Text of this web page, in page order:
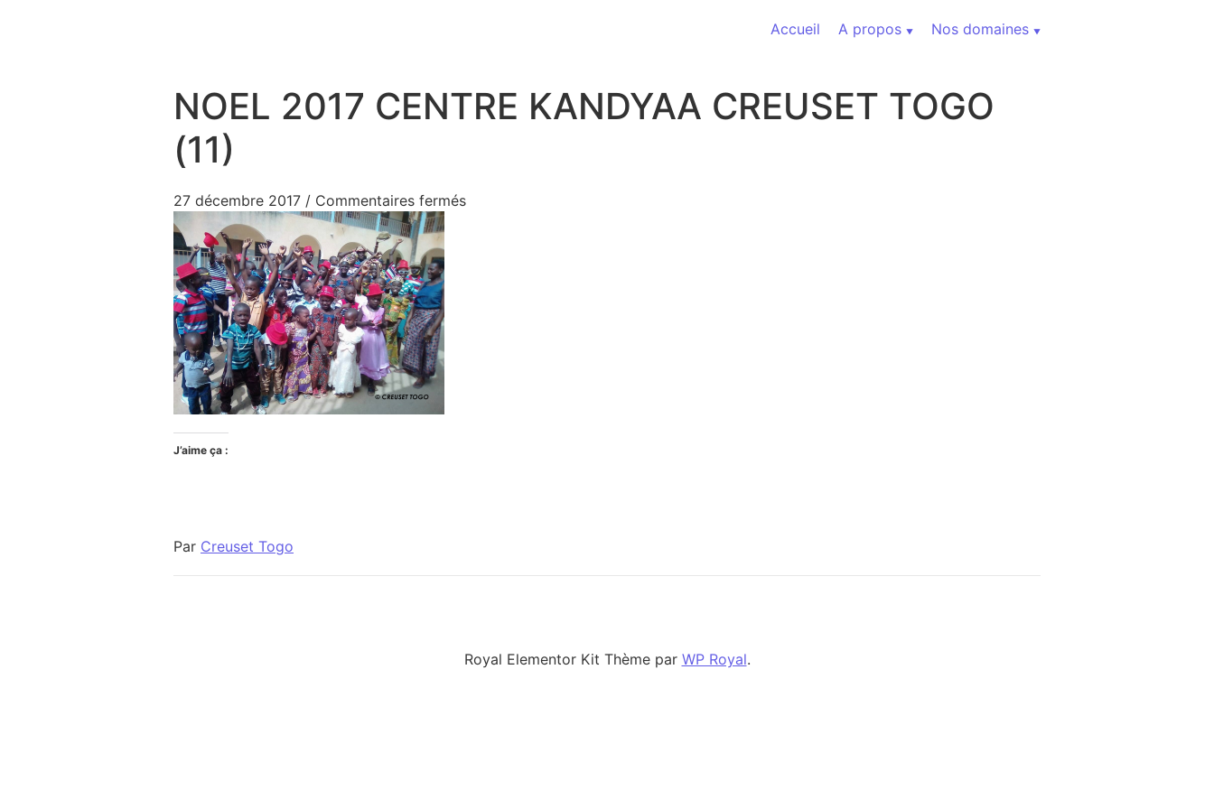
Accueil
A propos Nos domaines
NOEL 2017 CENTRE KANDYAA CREUSET TOGO
(11)
27 décembre 2017 / Commentaires ferméssur NOEL 2017 CENTRE KANDYAA CREUSET TOGO (11)
J’aime ça :
Par Creuset Togo
Royal Elementor Kit Thème par WP Royal.